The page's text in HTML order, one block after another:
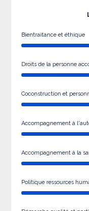
Bientraitance et éthique
Droits de la personne
Coconstruction et
Accompagnement à
Accompagnement à la
Politique ressources